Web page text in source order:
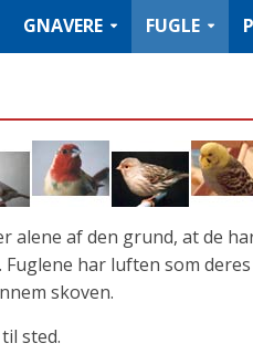
GNAVERE FUGLE
af den grund, at de
har luften som
skoven.
sted.